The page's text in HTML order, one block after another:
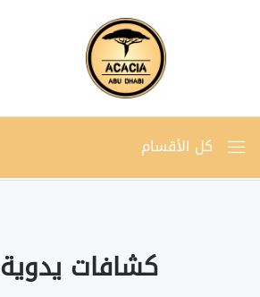
كل الأقسام
كشافات يدوية